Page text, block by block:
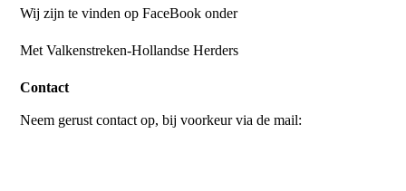
Wij zijn te vinden op FaceBook onder
Met Valkenstreken-Hollandse Herders
Contact
Neem gerust contact op, bij voorkeur via de mail: